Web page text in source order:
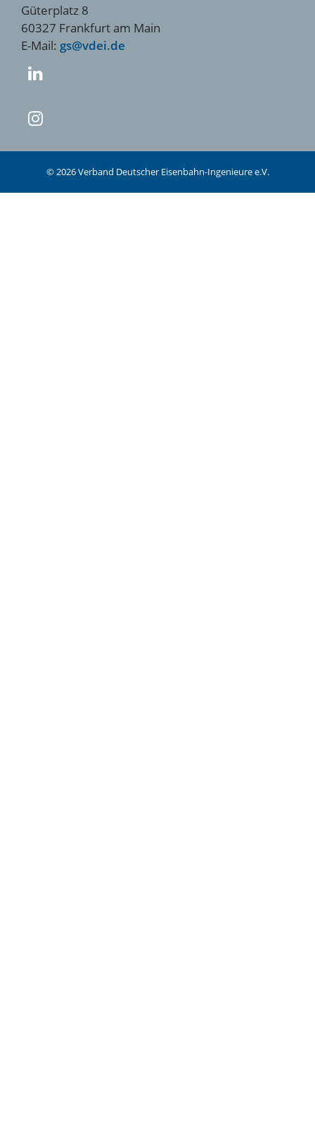
Güterplatz 8
60327 Frankfurt am Main
E-Mail: gs@vdei.de
© 2026 Verband Deutscher Eisenbahn-Ingenieure e.V.